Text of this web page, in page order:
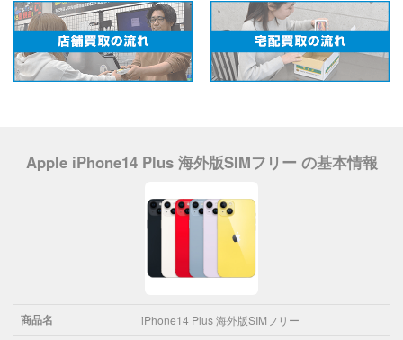
Apple iPhone14 Plus 海外版SIMフリー の基本情報
商品名 iPhone14 Plus 海外版SIMフリー